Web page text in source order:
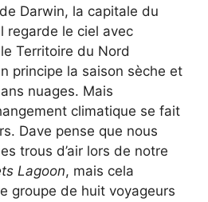
Darwin, la capitale du
regarde le ciel avec
Territoire du Nord
principe la saison sèche et
nuages. Mais
climatique se fait
Dave pense que nous
trous d’air lors de notre
Lagoon, mais cela
groupe de huit voyageurs